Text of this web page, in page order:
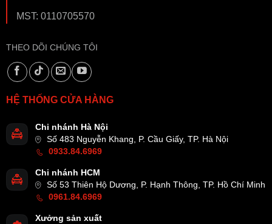
MST: 0110705570
THEO DÕI CHÚNG TÔI
HỆ THỐNG CỬA HÀNG
Chi nhánh Hà Nội
Số 483 Nguyễn Khang, P. Cầu Giấy, TP. Hà Nội
0933.84.6969
Chi nhánh HCM
Số 53 Thiên Hộ Dương, P. Hạnh Thông, TP. Hồ Chí Minh
0961.84.6969
Xưởng sản xuất